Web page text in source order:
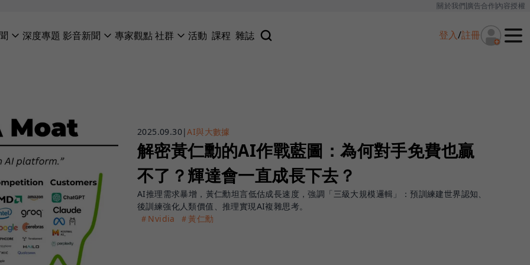
關於我們廣告合作內容授權
深度專題 影音新聞 專家觀點社群 活動 課程 雜誌 登入/註冊
2025.09.30|AI與大數據
解密黃仁勳的AI作戰藍圖：為何對手免費也贏
不了？輝達會一直成長下去？
AI推理需求暴增，黃仁勳坦言低估成長速度，強調「三級大規模邏輯」：預訓練建世界認知、
後訓練強化人類價值、推理實現AI複雜思考。
＃Nvidia
＃黃仁勳